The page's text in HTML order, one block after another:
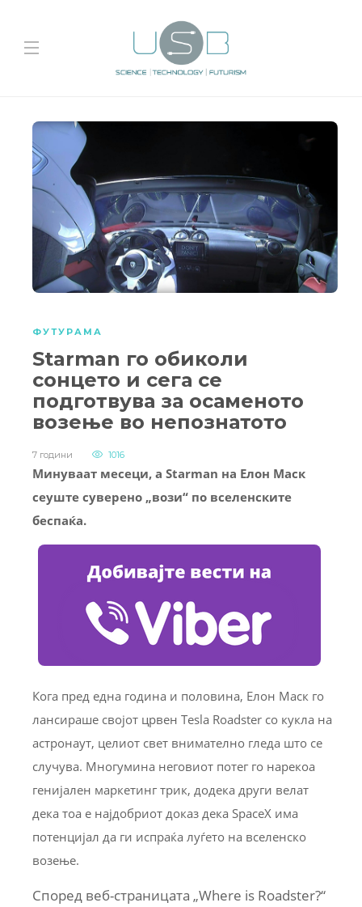
ФУТУРАМА
Starman го обиколи
сонцето и сега се
подготвува за осаменото
возење во непознатото
7 години 1016
Минуваат месеци, а Starman на Елон Маск
сеуште суверено „вози“ по вселенските
беспаќа.
Кога пред една година и половина, Елон Маск го
лансираше својот црвен Tesla Roadster со кукла на
астронаут, целиот свет внимателно гледа што се
случува. Многумина неговиот потег го нарекоа
генијален маркетинг трик, додека други велат
дека тоа е најдобриот доказ дека SpaceX има
потенцијал да ги испраќа луѓето на вселенско
возење.
Според веб-страницата „Where is Roadster?“